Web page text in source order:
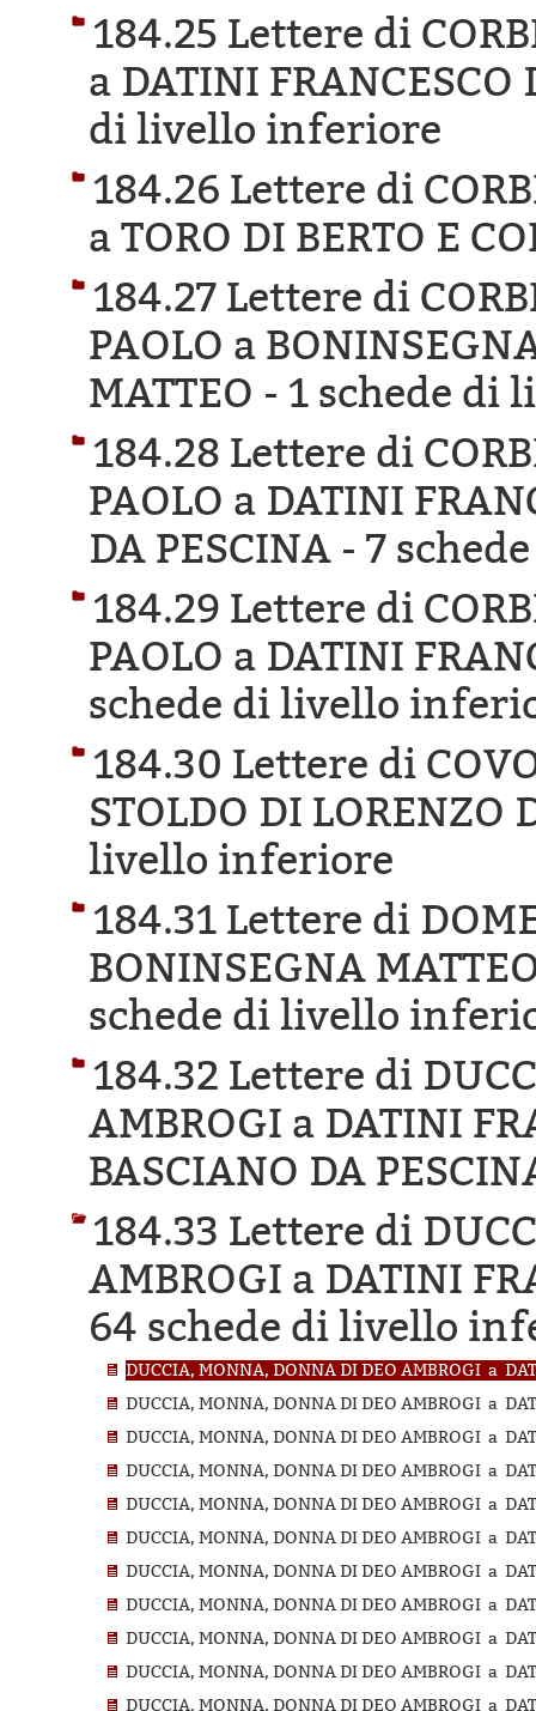
184.25 Lettere di
a DATINI
di livello inferiore
184.26 Lettere di
a TORO DI BERTO E
184.27 Lettere di
PAOLO a
MATTEO - 1 schede di
184.28 Lettere di
PAOLO a DATINI
DA PESCINA - 7
184.29 Lettere di
PAOLO a DATINI
schede di livello
184.30 Lettere di
STOLDO DI LORENZO
livello inferiore
184.31 Lettere di
BONINSEGNA
schede di livello
184.32 Lettere di
AMBROGI a DATINI
BASCIANO DA
184.33 Lettere di
AMBROGI a DATINI
64 schede di livello
DUCCIA, MONNA, DONNA DI DEO AMBROGI a
DUCCIA, MONNA, DONNA DI DEO AMBROGI a
DUCCIA, MONNA, DONNA DI DEO AMBROGI a
DUCCIA, MONNA, DONNA DI DEO AMBROGI a
DUCCIA, MONNA, DONNA DI DEO AMBROGI a
DUCCIA, MONNA, DONNA DI DEO AMBROGI a
DUCCIA, MONNA, DONNA DI DEO AMBROGI a
DUCCIA, MONNA, DONNA DI DEO AMBROGI a
DUCCIA, MONNA, DONNA DI DEO AMBROGI a
DUCCIA, MONNA, DONNA DI DEO AMBROGI a
DUCCIA, MONNA, DONNA DI DEO AMBROGI a